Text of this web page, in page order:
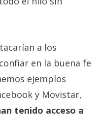
a los
en la buena fe
ejemplos
y Movistar,
tenido acceso a